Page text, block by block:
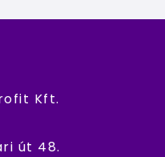
Kft.
út 48.